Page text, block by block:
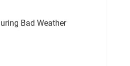
Bad Weather